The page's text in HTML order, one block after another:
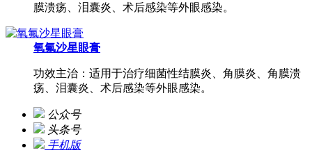
膜溃疡、泪囊炎、术后感染等外眼感染。
氧氟沙星眼膏
功效主治：适用于治疗细菌性结膜炎、角膜炎、角膜溃
疡、泪囊炎、术后感染等外眼感染。
公众号
头条号
手机版